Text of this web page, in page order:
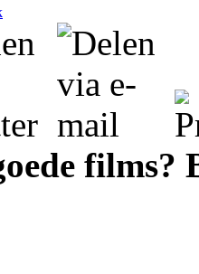
films?